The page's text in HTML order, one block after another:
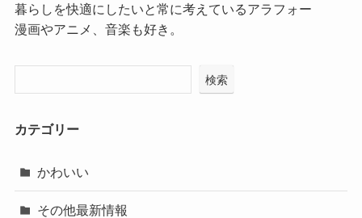
暮らしを快適にしたいと常に考えているアラフォー
漫画やアニメ、音楽も好き。
検索
カテゴリー
かわいい
その他最新情報